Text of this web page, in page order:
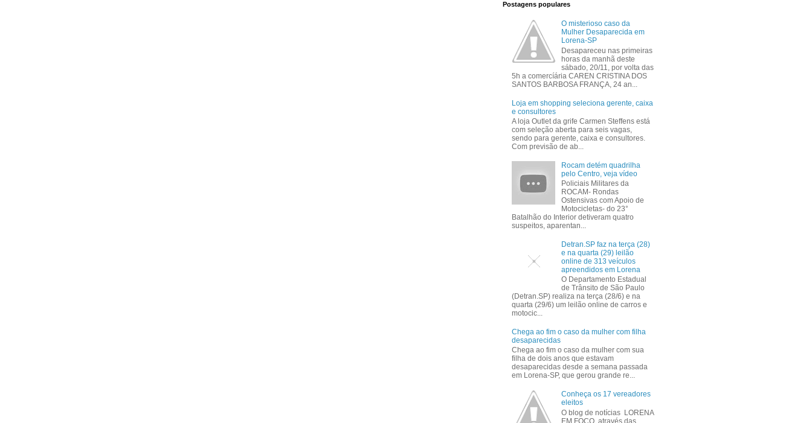
Postagens populares
O misterioso caso da
Mulher Desaparecida em
Lorena-SP
Desapareceu nas primeiras
horas da manhã deste
sábado, 20/11, por volta das
5h a comercíária CAREN CRISTINA DOS
SANTOS BARBOSA FRANÇA, 24 an...
Loja em shopping seleciona gerente, caixa
e consultores
A loja Outlet da grife Carmen Steffens está
com seleção aberta para seis vagas,
sendo para gerente, caixa e consultores.
Com previsão de ab...
Rocam detém quadrilha
pelo Centro, veja vídeo
Policiais Militares da
ROCAM- Rondas
Ostensivas com Apoio de
Motocicletas- do 23°
Batalhão do Interior detiveram quatro
suspeitos, aparentan...
Detran.SP faz na terça (28)
e na quarta (29) leilão
online de 313 veículos
apreendidos em Lorena
O Departamento Estadual
de Trânsito de São Paulo
(Detran.SP) realiza na terça (28/6) e na
quarta (29/6) um leilão online de carros e
motocic...
Chega ao fim o caso da mulher com filha
desaparecidas
Chega ao fim o caso da mulher com sua
filha de dois anos que estavam
desaparecidas desde a semana passada
em Lorena-SP, que gerou grande re...
Conheça os 17 vereadores
eleitos
O blog de notícias LORENA
EM FOCO através das